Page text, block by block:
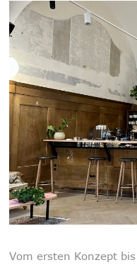
Vom ersten Konzept